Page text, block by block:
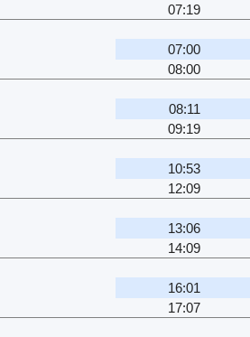
07:19
07:00
08:00
08:11
09:19
10:53
12:09
13:06
14:09
16:01
17:07